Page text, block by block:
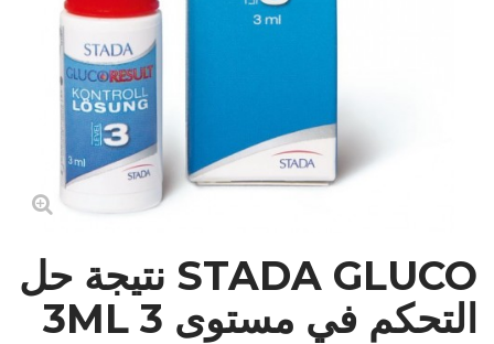
STADA GLUCO نتيجة حل
التحكم في مستوى 3 3ML